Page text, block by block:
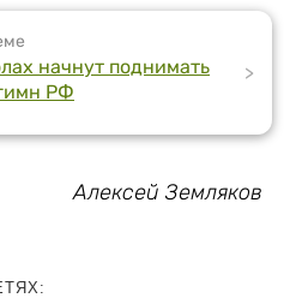
начнут поднимать
РФ
>
Алексей Земляков